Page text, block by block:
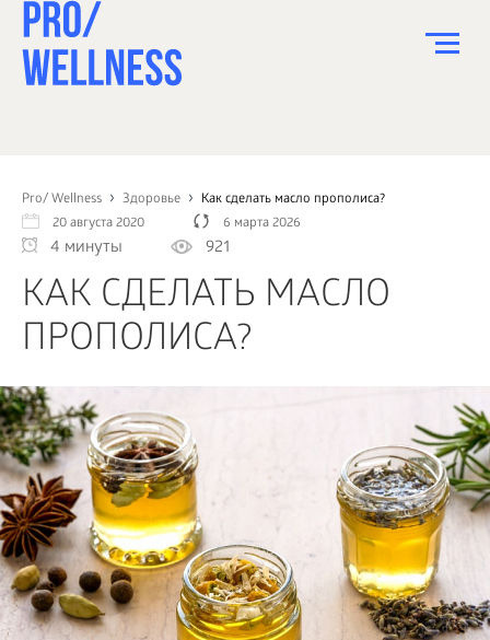
Pro/ Wellness Здоровье
Как сделать масло прополиса?
20 августа 2020
6 марта 2026
4 минуты 921
КАК СДЕЛАТЬ МАСЛО
ПРОПОЛИСА?
СПОРТ
ЗДОРОВЬЕ
КРАСОТА
ПСИХОЛОГИЯ
ДОМ
КАК?
БИЗНЕС